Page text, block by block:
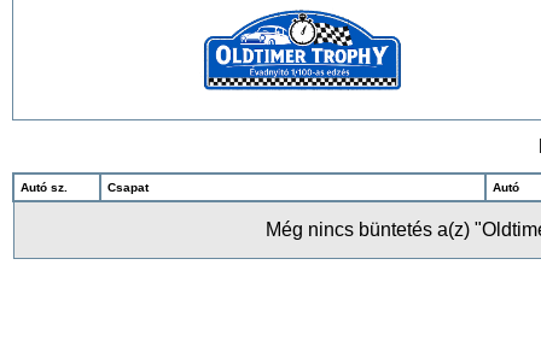
Autó sz. Csapat Autó
Még nincs büntetés a(z)